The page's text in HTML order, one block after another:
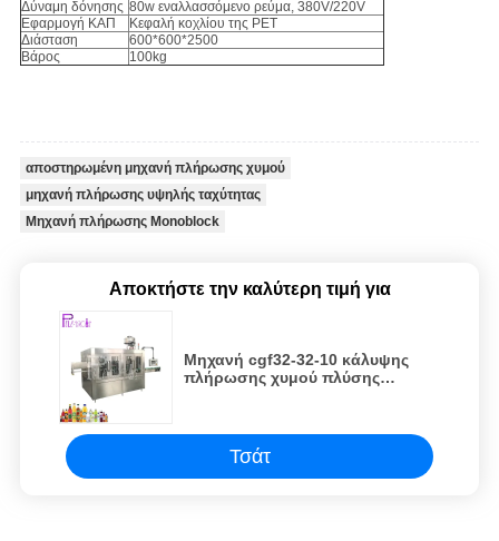
Δύναμη δόνησης 80w εναλλασσόμενο ρεύμα, 380V/220V
Εφαρμογή ΚΑΠ
Κεφαλή κοχλίου της PET
Διάσταση
600*600*2500
Βάρος
100kg
αποστηρωμένη μηχανή πλήρωσης χυμού
μηχανή πλήρωσης υψηλής ταχύτητας
Μηχανή πλήρωσης Monoblock
Αποκτήστε την καλύτερη τιμή για
Μηχανή cgf32-32-10 κάλυψης
πλήρωσης χυμού πλύσης
Τσάτ